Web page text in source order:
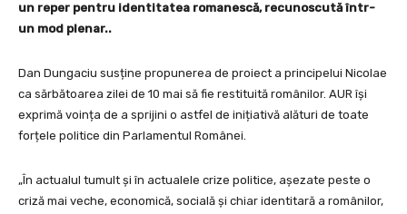
un reper pentru identitatea romanescă, recunoscută într-
un mod plenar..
Dan Dungaciu susține propunerea de proiect a principelui Nicolae
ca sărbătoarea zilei de 10 mai să fie restituită românilor. AUR își
exprimă voința de a sprijini o astfel de inițiativă alături de toate
forțele politice din Parlamentul Românei.
„În actualul tumult și în actualele crize politice, așezate peste o
criză mai veche, economică, socială și chiar identitară a românilor,